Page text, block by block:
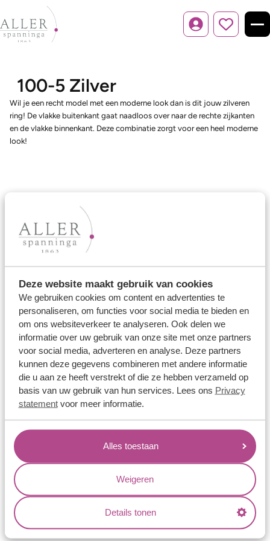
Deze website maakt gebruik van cookies
We gebruiken cookies om content en advertenties te
personaliseren, om functies voor social media te bieden en
om ons websiteverkeer te analyseren. Ook delen we
informatie over uw gebruik van onze site met onze partners
voor social media, adverteren en analyse. Deze partners
kunnen deze gegevens combineren met andere informatie
die u aan ze heeft verstrekt of die ze hebben verzameld op
basis van uw gebruik van hun services. Lees ons Privacy
statementvoor meer informatie.
Alles toestaan
Weigeren
Details tonen
Inloggen
100-5 Zilver
Wil je een recht model met een moderne look dan is dit jouw zilveren
ring! De vlakke buitenkant gaat naadloos over naar de rechte zijkanten
en de vlakke binnenkant. Deze combinatie zorgt voor een heel moderne
look!
Ons aanbod
Memoireringen
Verlovingsringen
Vriendschapsringen
Over ons
Aller Spanninga
Historie
Certificaten
Jouw voordelen
Conflictvrije Materialen
Oneindig veel mogelijkheden
Kwaliteit
Juweliers & Contact